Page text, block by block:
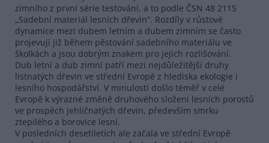
zimního z první série testování, a to podle ČSN 48 2115
„Sadební materiál lesních dřevin“. Rozdíly v růstové
dynamice mezi dubem letním a dubem zimním se často
projevují již během pěstování sadebního materiálu ve
školkách a jsou dobrým znakem pro jejich rozlišování.
Dub letní a dub zimní patří mezi nejdůležitější druhy
listnatých dřevin ve střední Evropě z hlediska ekologie i
lesního hospodářství. V minulosti došlo téměř v celé
Evropě k výrazné změně druhového složení lesních porostů
ve prospěch jehličnatých dřevin, především smrku
ztepilého a borovice lesní.
V posledních desetiletích ale začala ve střední Evropě